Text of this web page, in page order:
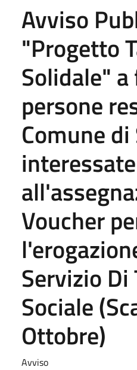
Avviso
"Progetto
Solidale"
persone
Comune
interessate
Voucher
Servizio
Sociale
Ottobre)
Avviso